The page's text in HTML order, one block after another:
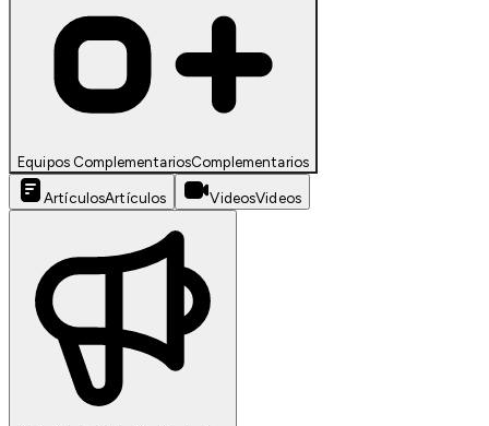
Equipos ComplementariosComplementarios
ArtículosArtículos VideosVideos